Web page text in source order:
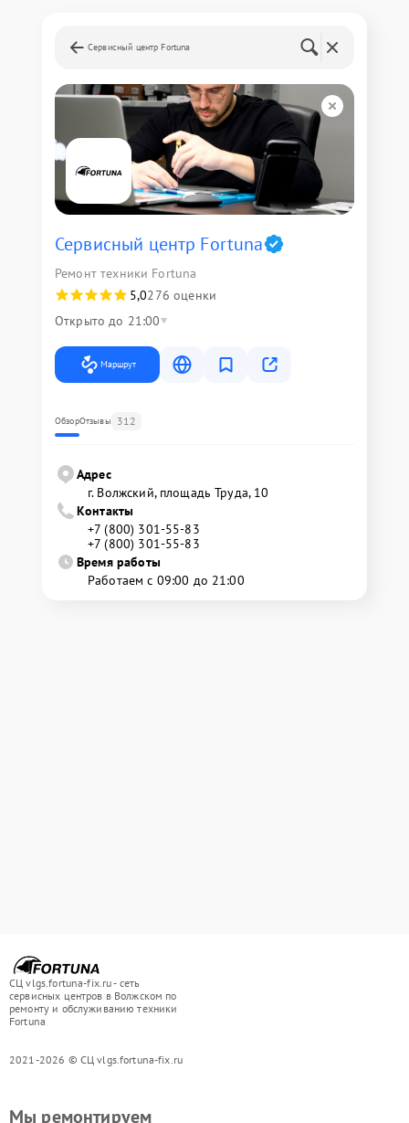
Сервисный центр Fortuna
Сервисный центр Fortuna
Ремонт техники Fortuna
5,0276 оценки
Открыто до 21:00
Маршрут
ОбзорОтзывы 312
Адрес
г. Волжский, площадь Труда, 10
Контакты
+7 (800) 301-55-83
+7 (800) 301-55-83
Время работы
Работаем с 09:00 до 21:00
СЦ vlgs.fortuna-fix.ru - сеть
сервисных центров в Волжском по
ремонту и обслуживанию техники
Fortuna
2021-2026 © СЦ vlgs.fortuna-fix.ru
Мы ремонтируем